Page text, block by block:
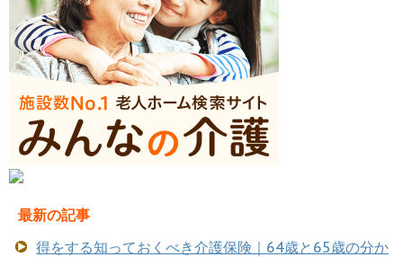
最新の記事
得をする知っておくべき介護保険｜64歳と65歳の分か